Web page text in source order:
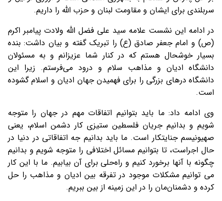
سربلندی برای ایشان و مقاومت لبنان و حزب الله را داریم.
در ادامه این نشست علامه سید علی فضل الله ولادت پیامبر اکرم
(ص) و امام جعفر صادق (ع) را تبریک گفته و بیان داشت: بنده
بسیار خوشحال هستم که در کنار شما عزیزانم و به مسئولان
دانشگاه ادیان و مذاهب سلام و درود می‌فرستم. زیرا این
دانشگاه درهای بزرگی را برای فهمیدن جهان ادیان و اسلام گشوده
است.
وی ادامه داد: ما باید بتوانیم اتفاقات مهم در جهان را متوجه
شویم و بدانیم جریان فلسطین ستیزی کار دشمن اسلام، یعنی
صهیونیسم جنایتکار است. ما باید بدانیم جه اتفاقاتی در دنیا در
حال اجراست، تا بتوانیم مسائل اختلافی را متوجه شویم و بدانیم
چگونه با آنها برخورد کنیم و راه‌حلی برای آن بیابیم. ما با این کار
می توانیم مشکلات موجود در تفرقه بین ادیان و مذاهب را حل
کرده و دشمنان‌مان را در این زمینه از بین ببریم.